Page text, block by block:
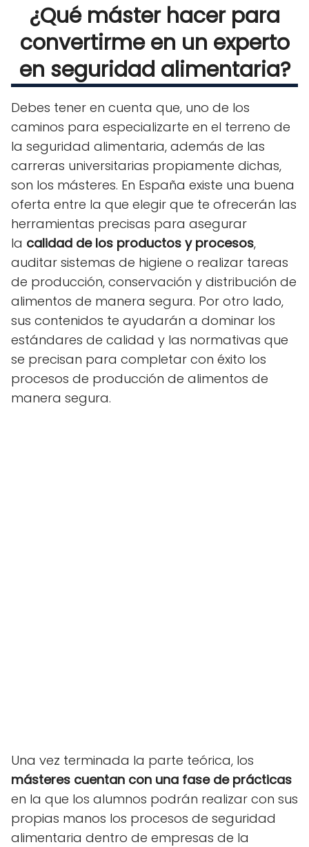
¿Qué máster hacer para
convertirme en un experto
en seguridad alimentaria?
Debes tener en cuenta que, uno de los
caminos para especializarte en el terreno de
la seguridad alimentaria, además de las
carreras universitarias propiamente dichas,
son los másteres. En España existe una buena
oferta entre la que elegir que te ofrecerán las
herramientas precisas para asegurar
la calidad de los productos y procesos,
auditar sistemas de higiene o realizar tareas
de producción, conservación y distribución de
alimentos de manera segura. Por otro lado,
sus contenidos te ayudarán a dominar los
estándares de calidad y las normativas que
se precisan para completar con éxito los
procesos de producción de alimentos de
manera segura.
Una vez terminada la parte teórica, los
másteres cuentan con una fase de prácticas
en la que los alumnos podrán realizar con sus
propias manos los procesos de seguridad
alimentaria dentro de empresas de la